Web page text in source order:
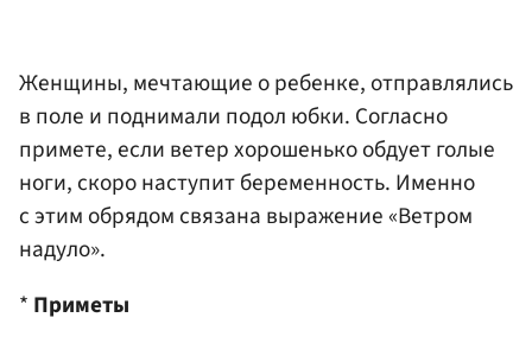
Женщины, мечтающие о ребенке, отправлялись
в поле и поднимали подол юбки. Согласно
примете, если ветер хорошенько обдует голые
ноги, скоро наступит беременность. Именно
с этим обрядом связана выражение «Ветром
надуло».
* Приметы